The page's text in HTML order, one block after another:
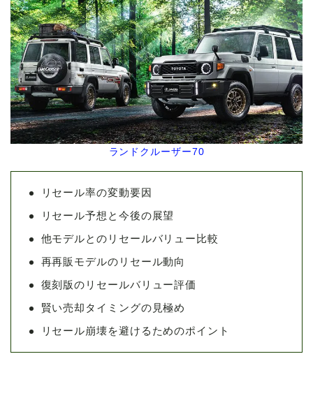
ランドクルーザー70
リセール率の変動要因
リセール予想と今後の展望
他モデルとのリセールバリュー比較
再再販モデルのリセール動向
復刻版のリセールバリュー評価
賢い売却タイミングの見極め
リセール崩壊を避けるためのポイント